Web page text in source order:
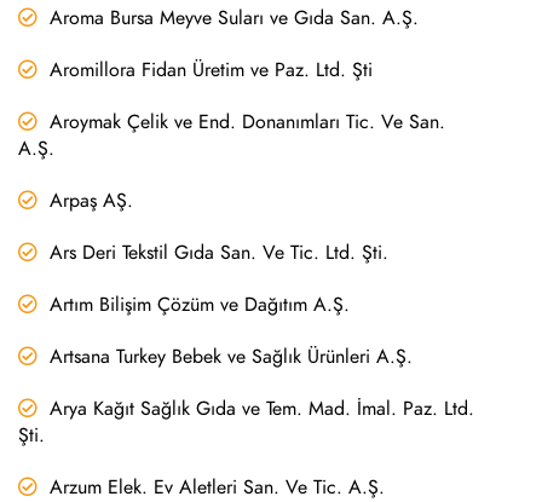
Aroma Bursa Meyve Suları ve Gıda San. A.Ş.
Aromillora Fidan Üretim ve Paz. Ltd. Şti
Aroymak Çelik ve End. Donanımları Tic. Ve San.
A.Ş.
Arpaş AŞ.
Ars Deri Tekstil Gıda San. Ve Tic. Ltd. Şti.
Artım Bilişim Çözüm ve Dağıtım A.Ş.
Artsana Turkey Bebek ve Sağlık Ürünleri A.Ş.
Arya Kağıt Sağlık Gıda ve Tem. Mad. İmal. Paz. Ltd.
Şti.
Arzum Elek. Ev Aletleri San. Ve Tic. A.Ş.